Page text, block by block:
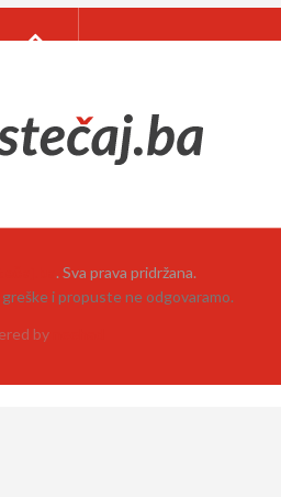
. Sva prava pridržana.
i propuste ne odgovaramo.
by